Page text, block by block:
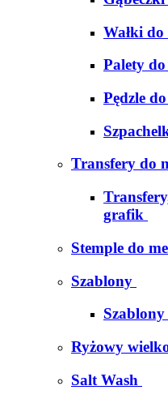
Wałki
Palety
Pędzle
Transfery do
grafik
Stemple do
Szablony
Ryżowy
Salt Wash